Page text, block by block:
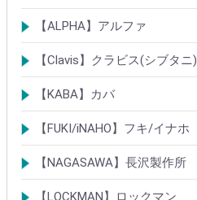
シリンダー
錠
その他
【ALPHA】アルファ
シリンダー
錠
南京錠
【Clavis】クラビス(シブタニ)
シリンダー
錠
【KABA】カバ
シリンダー
錠・ロック製品
【FUKI/iNAHO】フキ/イナホ
TIERKEYシリンダー
ロック製品
【NAGASAWA】長沢製作所
シリンダー
古代・古代ネオ装飾錠
KEYLEX/キーレックス
レバーハンドルシリーズ
【LOCKMAN】ロックマン